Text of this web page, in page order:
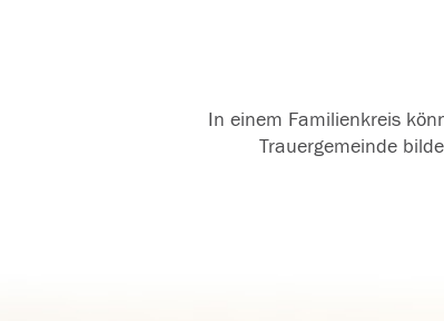
In einem Familienkreis
Trauergemeinde